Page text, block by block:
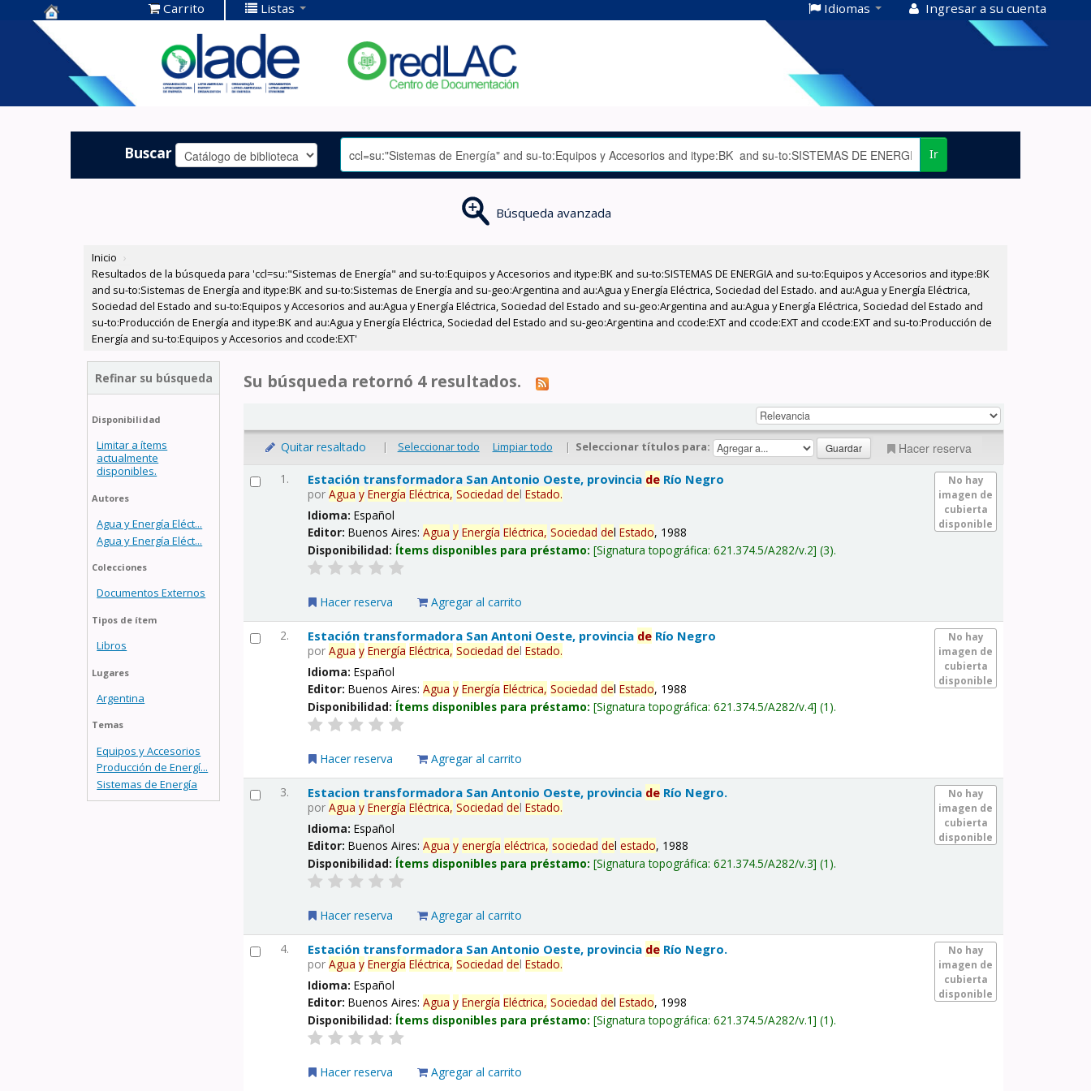
Centro de
Documentación
OLADE -
Carrito Listas Idiomas Ingresar a su cuenta
Buscar Ir
Búsqueda avanzada
Inicio ›
Resultados de la búsqueda para 'ccl=su:"Sistemas de Energía" and su-to:Equipos y Accesorios and itype:BK and su-to:SISTEMAS DE ENERGIA and su-to:Equipos y Accesorios and itype:BK
and su-to:Sistemas de Energía and itype:BK and su-to:Sistemas de Energía and su-geo:Argentina and au:Agua y Energía Eléctrica, Sociedad del Estado. and au:Agua y Energía Eléctrica,
Sociedad del Estado and su-to:Equipos y Accesorios and au:Agua y Energía Eléctrica, Sociedad del Estado and su-geo:Argentina and au:Agua y Energía Eléctrica, Sociedad del Estado and
su-to:Producción de Energía and itype:BK and au:Agua y Energía Eléctrica, Sociedad del Estado and su-geo:Argentina and ccode:EXT and ccode:EXT and ccode:EXT and su-to:Producción de
Energía and su-to:Equipos y Accesorios and ccode:EXT'
Refinar su búsqueda
Disponibilidad
Limitar a ítems
actualmente
disponibles.
Autores
Agua y Energía Eléct...
Agua y Energía Eléct...
Colecciones
Documentos Externos
Tipos de ítem
Libros
Lugares
Argentina
Temas
Equipos y Accesorios
Producción de Energí...
Sistemas de Energía
Su búsqueda retornó 4 resultados.
Quitar resaltado | Seleccionar todo Limpiar todo | Seleccionar títulos para: Hacer reserva
1.
No hay
imagen de
cubierta
disponible
Estación transformadora San Antonio Oeste, provincia de Río Negro
porAgua y Energía Eléctrica, Sociedad delEstado.
Idioma:Español
Editor:Buenos Aires:Agua y Energía Eléctrica, Sociedad delEstado, 1988
Disponibilidad: Ítems disponibles para préstamo: Signatura topográfica:621.374.5/A282/v.2 (3).
Hacer reserva Agregar al carrito
2.
No hay
imagen de
cubierta
disponible
Estación transformadora San Antoni Oeste, provincia de Río Negro
porAgua y Energía Eléctrica, Sociedad delEstado.
Idioma:Español
Editor:Buenos Aires:Agua y Energía Eléctrica, Sociedad delEstado, 1988
Disponibilidad: Ítems disponibles para préstamo: Signatura topográfica:621.374.5/A282/v.4 (1).
Hacer reserva Agregar al carrito
3.
No hay
imagen de
cubierta
disponible
Estacion transformadora San Antonio Oeste, provincia de Río Negro.
porAgua y Energía Eléctrica, Sociedad delEstado.
Idioma:Español
Editor:Buenos Aires:Agua y energía eléctrica, sociedad delestado, 1988
Disponibilidad: Ítems disponibles para préstamo: Signatura topográfica:621.374.5/A282/v.3 (1).
Hacer reserva Agregar al carrito
4.
No hay
imagen de
cubierta
disponible
Estación transformadora San Antonio Oeste, provincia de Río Negro.
porAgua y Energía Eléctrica, Sociedad delEstado.
Idioma:Español
Editor:Buenos Aires:Agua y Energía Eléctrica, Sociedad delEstado, 1998
Disponibilidad: Ítems disponibles para préstamo: Signatura topográfica:621.374.5/A282/v.1 (1).
Hacer reserva Agregar al carrito